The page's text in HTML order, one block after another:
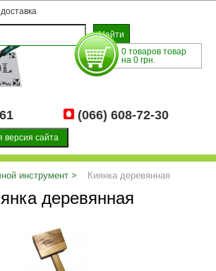
0 товаров товар
на 0 грн.
(066) 608-72-30
версия сайта
инструмент Киянка деревянная
деревянная